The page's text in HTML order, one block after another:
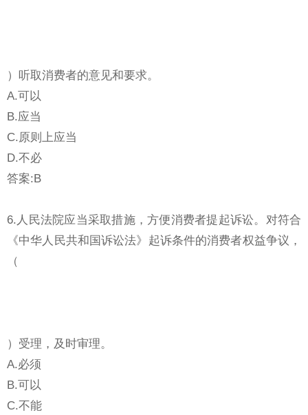
）听取消费者的意见和要求。
A.可以
B.应当
C.原则上应当
D.不必
答案:B
6.人民法院应当采取措施，方便消费者提起诉讼。对符合
《中华人民共和国诉讼法》起诉条件的消费者权益争议，
（
）受理，及时审理。
A.必须
B.可以
C.不能